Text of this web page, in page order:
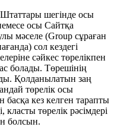
шегінде осы
осы Сайтқа
мәселе (Group сұраған
сол кездегі
сәйкес төрелікпен
болады. Төрешінің
Қолданылатын заң
төрелік осы
кез келген тарапты
класты төрелік рәсімдері
болсын.